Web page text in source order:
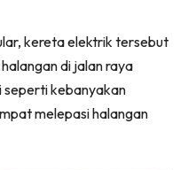
kereta elektrik tersebut
di jalan raya
seperti kebanyakan
melepasi halangan